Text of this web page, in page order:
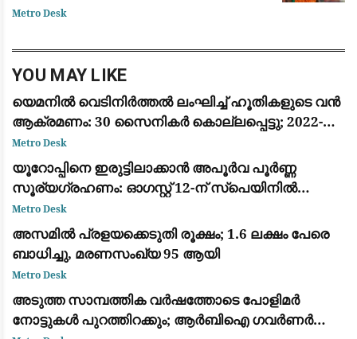
ഫോർവേഡ് യാൻ ദിയോമാൻഡെയെ (Yan
Metro Desk
YOU MAY LIKE
യെമനിൽ വെടിനിർത്തൽ ലംഘിച്ച് ഹൂതികളുടെ വൻ
ആക്രമണം: 30 സൈനികർ കൊല്ലപ്പെട്ടു; 2022-ന്
ശേഷമുള്ള ഏറ്റവും വലിയ ഏറ്റുമുട്ടൽ
Metro Desk
യൂറോപ്പിനെ ഇരുട്ടിലാക്കാൻ അപൂർവ പൂർണ്ണ
സൂര്യഗ്രഹണം: ഓഗസ്റ്റ് 12-ന് സ്പെയിനിൽ
പ്രകൃതിയുടെ വിസ്മയക്കാഴ്ച
Metro Desk
അസമിൽ പ്രളയക്കെടുതി രൂക്ഷം; 1.6 ലക്ഷം പേരെ
ബാധിച്ചു, മരണസംഖ്യ 95 ആയി
Metro Desk
അടുത്ത സാമ്പത്തിക വർഷത്തോടെ പോളിമർ
നോട്ടുകൾ പുറത്തിറക്കും; ആർബിഐ ഗവർണർ